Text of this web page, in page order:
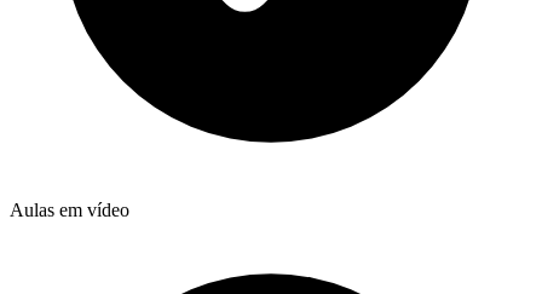
Aulas em vídeo